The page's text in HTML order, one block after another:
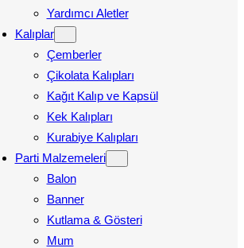
Yardımcı Aletler
Kalıplar
Çemberler
Çikolata Kalıpları
Kağıt Kalıp ve Kapsül
Kek Kalıpları
Kurabiye Kalıpları
Parti Malzemeleri
Balon
Banner
Kutlama & Gösteri
Mum